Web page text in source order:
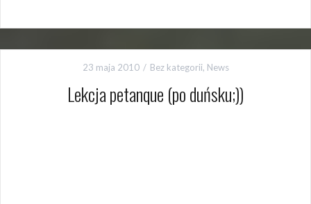
23 maja 2010 Bez kategorii, News
Lekcja petanque (po duńsku;))